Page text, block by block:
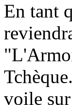
En tant
voile